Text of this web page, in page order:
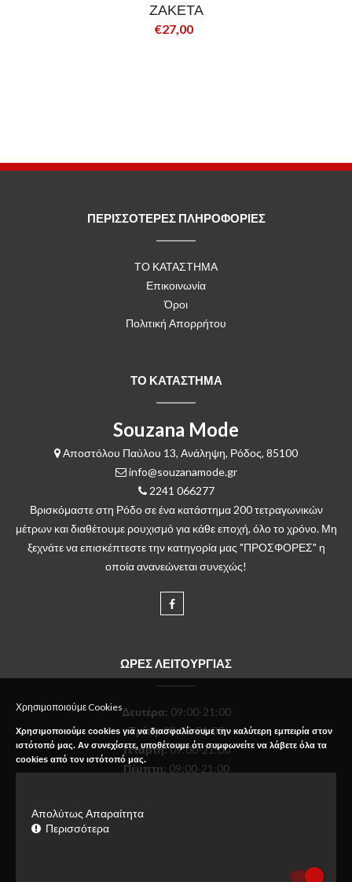
ΖΑΚΕΤΑ
€27,00
ΠΕΡΙΣΣΟΤΕΡΕΣ ΠΛΗΡΟΦΟΡΙΕΣ
ΤΟ ΚΑΤΑΣΤΗΜΑ
Επικοινωνία
Όροι
Πολιτική Απορρήτου
ΤΟ ΚΑΤΑΣΤΗΜΑ
Souzana Mode
Αποστόλου Παύλου 13, Ανάληψη, Ρόδος, 85100
info@souzanamode.gr
2241 066277
Βρισκόμαστε στη Ρόδο σε ένα κατάστημα 200 τετραγωνικών
μέτρων και διαθέτουμε ρουχισμό για κάθε εποχή, όλο το χρόνο. Μη
ξεχνάτε να επισκέπτεστε την κατηγορία μας "ΠΡΟΣΦΟΡΕΣ" η
οποία ανανεώνεται συνεχώς!
ΩΡΕΣ ΛΕΙΤΟΥΡΓΙΑΣ
Δευτέρα: 09:00-21:00
Τρίτη:09:00-21:00
Τετάρτη:09:00-21:00
Πέμπτη: 09:00-21:00
Χρησιμοποιούμε Cookies
Χρησιμοποιούμε cookies για να διασφαλίσουμε την καλύτερη εμπειρία στον
ιστότοπό μας. Αν συνεχίσετε, υποθέτουμε ότι συμφωνείτε να λάβετε όλα τα
cookies από τον ιστότοπό μας.
Απολύτως Απαραίτητα
Περισσότερα